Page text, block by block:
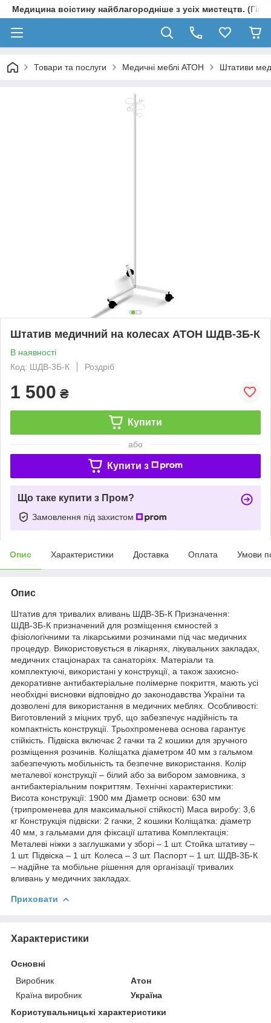
Медицина воістину найблагородніше з усіх мистецтв.
Товари та послуги Медичні меблі АТОН Штативи
Штатив медичний на колесах АТОН ШДВ-3Б-К
В наявності
Код: ШДВ-3Б-К
Роздріб
1 500 ₴
Купити
або
Купити з
Що таке купити з Пром?
Замовлення під захистом
Опис Характеристики Доставка Оплата Умови
Опис
Штатив для тривалих вливань ШДВ-3Б-К Призначення:
ШДВ-3Б-К призначений для розміщення ємностей з
фізіологічними та лікарськими розчинами під час медичних
процедур. Використовується в лікарнях, лікувальних закладах,
медичних стаціонарах та санаторіях. Матеріали та
комплектуючі, використані у конструкції, а також захисно-
декоративне антибактеріальне полімерне покриття, мають усі
необхідні висновки відповідно до законодавства України та
дозволені для використання в медичних меблях. Особливості:
Виготовлений з міцних труб, що забезпечує надійність та
компактність конструкції. Трьохпроменева основа гарантує
стійкість. Підвіска включає 2 гачки та 2 кошики для зручного
розміщення розчинів. Коліщатка діаметром 40 мм з гальмом
забезпечують мобільність та безпечне використання. Колір
металевої конструкції – білий або за вибором замовника, з
антибактеріальним покриттям. Технічні характеристики:
Висота конструкції: 1900 мм Діаметр основи: 630 мм
(трипроменева для максимальної стійкості) Маса виробу: 3,6
кг Конструкція підвіски: 2 гачки, 2 кошики Коліщатка: діаметр
40 мм, з гальмами для фіксації штатива Комплектація:
Металеві ніжки з заглушками у зборі – 1 шт. Стойка штативу –
1 шт. Підвіска – 1 шт. Колеса – 3 шт. Паспорт – 1 шт. ШДВ-3Б-К
– надійне та мобільне рішення для організації тривалих
вливань у медичних закладах.
Приховати
Характеристики
Основні
Виробник
Атон
Країна виробник
Україна
Користувальницькі характеристики